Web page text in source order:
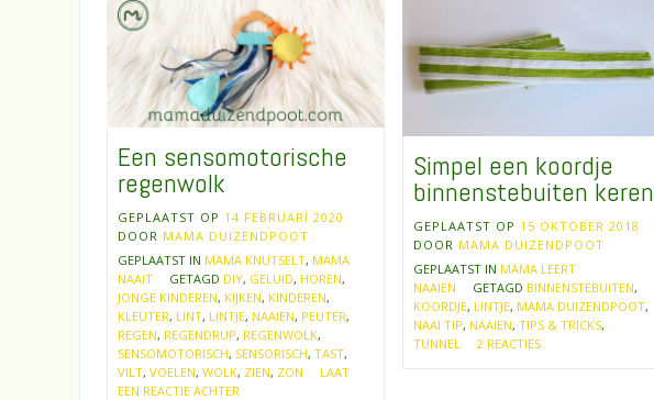
Een sensomotorische
regenwolk
GEPLAATST OP 14 FEBRUARI 2020
DOOR MAMA DUIZENDPOOT
GEPLAATST IN MAMA KNUTSELT, MAMA
NAAIT
GETAGD DIY, GELUID, HOREN,
JONGE KINDEREN, KIJKEN, KINDEREN,
KLEUTER, LINT, LINTJE, NAAIEN, PEUTER,
REGEN, REGENDRUP, REGENWOLK,
SENSOMOTORISCH, SENSORISCH, TAST,
VILT, VOELEN, WOLK, ZIEN, ZON
LAAT
EEN REACTIE ACHTER
Simpel een koordje
binnenstebuiten keren
GEPLAATST OP 15 OKTOBER 2018
DOOR MAMA DUIZENDPOOT
GEPLAATST IN MAMA LEERT
NAAIEN
GETAGD BINNENSTEBUITEN,
KOORDJE, LINTJE, MAMA DUIZENDPOOT,
NAAI TIP, NAAIEN, TIPS & TRICKS,
TUNNEL
2 REACTIES